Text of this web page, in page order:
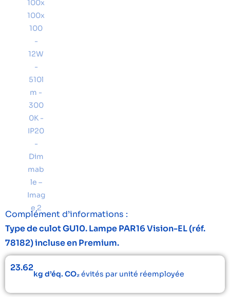
Complément d’informations :
Type de culot GU10. Lampe PAR16 Vision-EL (réf.
78182) incluse en Premium.
23.62
kg d’éq. CO₂évités par unité réemployée